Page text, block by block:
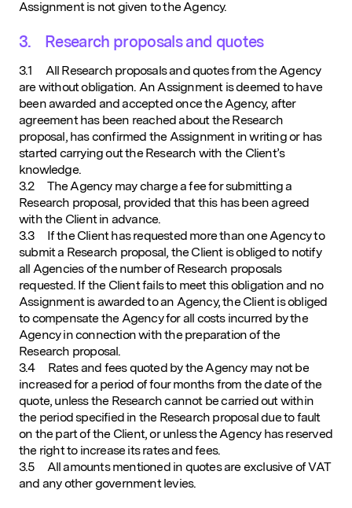
Assignment is not given to the Agency.
3. Research proposals and quotes
3.1 All Research proposals and quotes from the Agency
are without obligation. An Assignment is deemed to have
been awarded and accepted once the Agency, after
agreement has been reached about the Research
proposal, has confirmed the Assignment in writing or has
started carrying out the Research with the Client’s
knowledge.
3.2 The Agency may charge a fee for submitting a
Research proposal, provided that this has been agreed
with the Client in advance.
3.3 If the Client has requested more than one Agency to
submit a Research proposal, the Client is obliged to notify
all Agencies of the number of Research proposals
requested. If the Client fails to meet this obligation and no
Assignment is awarded to an Agency, the Client is obliged
to compensate the Agency for all costs incurred by the
Agency in connection with the preparation of the
Research proposal.
3.4 Rates and fees quoted by the Agency may not be
increased for a period of four months from the date of the
quote, unless the Research cannot be carried out within
the period specified in the Research proposal due to fault
on the part of the Client, or unless the Agency has reserved
the right to increase its rates and fees.
3.5 All amounts mentioned in quotes are exclusive of VAT
and any other government levies.